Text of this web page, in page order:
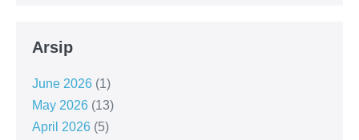
Arsip
June 2026 (1)
May 2026 (13)
April 2026 (5)